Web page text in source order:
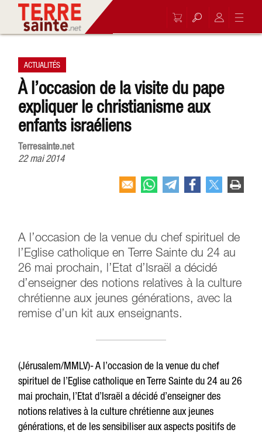
ACTUALITÉS
À l’occasion de la visite du pape
expliquer le christianisme aux
enfants israéliens
Terresainte.net
22 mai 2014
A l’occasion de la venue du chef spirituel de
l’Eglise catholique en Terre Sainte du 24 au
26 mai prochain, l’Etat d’Israël a décidé
d’enseigner des notions relatives à la culture
chrétienne aux jeunes générations, avec la
remise d’un kit aux enseignants.
(Jérusalem/MMLV)- A l’occasion de la venue du chef
spirituel de l’Eglise catholique en Terre Sainte du 24 au 26
mai prochain, l’Etat d’Israël a décidé d’enseigner des
notions relatives à la culture chrétienne aux jeunes
générations, et de les sensibiliser aux aspects positifs de